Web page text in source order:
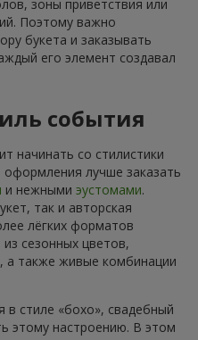
зоны приветствия или
Поэтому важно
букета и заказывать
его элемент создавал
события
начинать со стилистики
оформления лучше заказать
и нежными эустомами.
так и авторская
лёгких форматов
сезонных цветов,
, а также живые комбинации
в стиле «бохо», свадебный
этому настроению. В этом